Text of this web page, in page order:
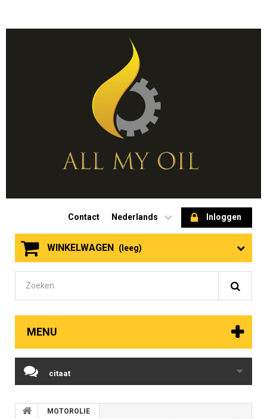
Inloggen
Nederlands
Contact
WINKELWAGEN (leeg)
MENU
citaat
MOTOROLIE